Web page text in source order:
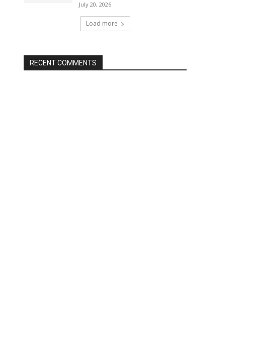
July 20, 2026
Load more
RECENT COMMENTS